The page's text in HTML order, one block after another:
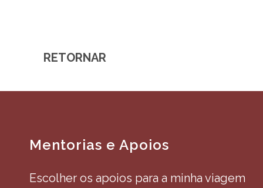
RETORNAR
Mentorias e Apoios
Escolher os apoios para a minha viagem